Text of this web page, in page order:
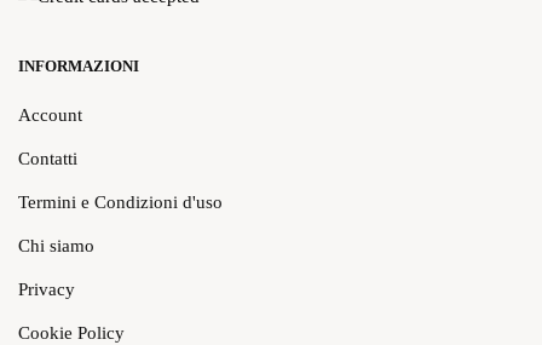
INFORMAZIONI
Account
Contatti
Termini e Condizioni d'uso
Chi siamo
Privacy
Cookie Policy